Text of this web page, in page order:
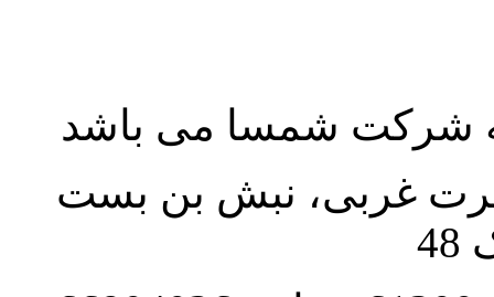
شرکت شمسا می باشد
غربی، نبش بن بست